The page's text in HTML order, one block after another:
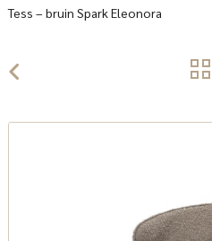
Tess – bruin Spark Eleonora